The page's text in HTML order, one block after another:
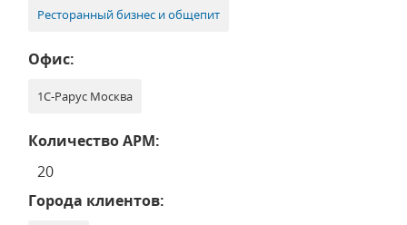
Ресторанный бизнес и общепит
Офис:
1С-Рарус Москва
Количество АРМ:
20
Города клиентов: